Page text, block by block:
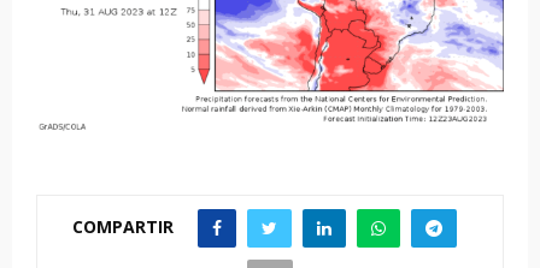
COMPARTIR